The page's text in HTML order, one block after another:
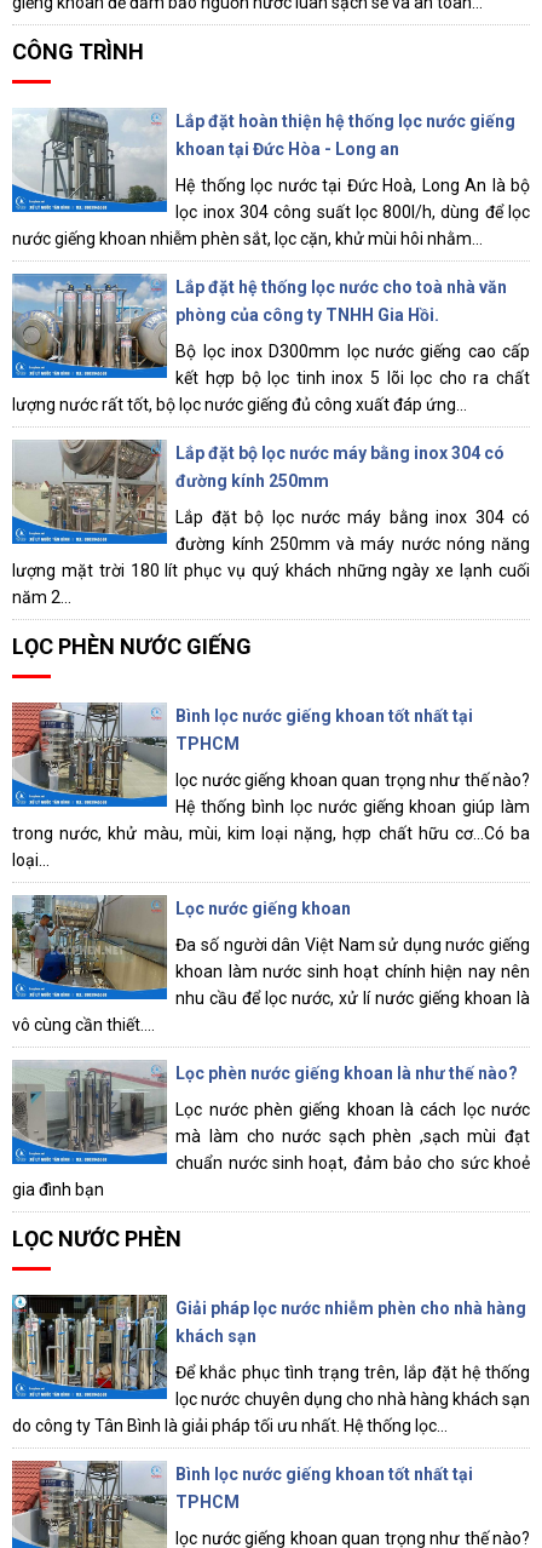
CÔNG TRÌNH
Lắp đặt hoàn thiện hệ thống lọc nước giếng
khoan tại Đức Hòa - Long an
Hệ thống lọc nước tại Đức Hoà, Long An là bộ
lọc inox 304 công suất lọc 800l/h, dùng để lọc
nước giếng khoan nhiễm phèn sắt, lọc cặn, khử mùi hôi nhằm...
Lắp đặt hệ thống lọc nước cho toà nhà văn
phòng của công ty TNHH Gia Hồi.
Bộ lọc inox D300mm lọc nước giếng cao cấp
kết hợp bộ lọc tinh inox 5 lõi lọc cho ra chất
lượng nước rất tốt, bộ lọc nước giếng đủ công xuất đáp ứng...
Lắp đặt bộ lọc nước máy bằng inox 304 có
đường kính 250mm
Lắp đặt bộ lọc nước máy bằng inox 304 có
đường kính 250mm và máy nước nóng năng
lượng mặt trời 180 lít phục vụ quý khách những ngày xe lạnh cuối
năm 2...
LỌC PHÈN NƯỚC GIẾNG
Bình lọc nước giếng khoan tốt nhất tại
TPHCM
lọc nước giếng khoan quan trọng như thế nào?
Hệ thống bình lọc nước giếng khoan giúp làm
trong nước, khử màu, mùi, kim loại nặng, hợp chất hữu cơ...Có ba
loại...
Lọc nước giếng khoan
Đa số người dân Việt Nam sử dụng nước giếng
khoan làm nước sinh hoạt chính hiện nay nên
nhu cầu để lọc nước, xử lí nước giếng khoan là
vô cùng cần thiết....
Lọc phèn nước giếng khoan là như thế nào?
Lọc nước phèn giếng khoan là cách lọc nước
mà làm cho nước sạch phèn ,sạch mùi đạt
chuẩn nước sinh hoạt, đảm bảo cho sức khoẻ
gia đình bạn
LỌC NƯỚC PHÈN
Giải pháp lọc nước nhiễm phèn cho nhà hàng
khách sạn
Để khắc phục tình trạng trên, lắp đặt hệ thống
lọc nước chuyên dụng cho nhà hàng khách sạn
do công ty Tân Bình là giải pháp tối ưu nhất. Hệ thống lọc...
Bình lọc nước giếng khoan tốt nhất tại
TPHCM
lọc nước giếng khoan quan trọng như thế nào?